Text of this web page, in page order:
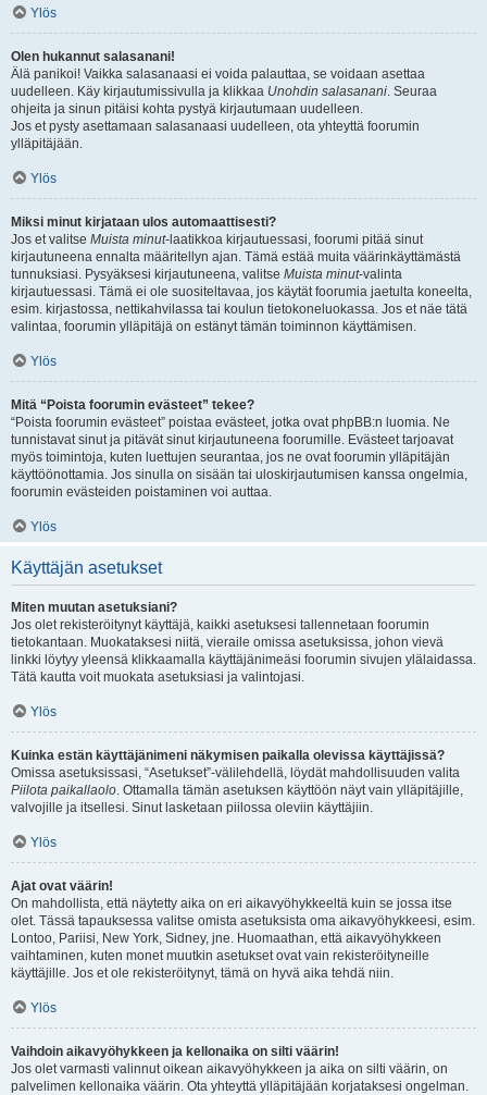
Ylös
Olen hukannut salasanani!
Älä panikoi! Vaikka salasanaasi ei voida palauttaa, se voidaan asettaa
uudelleen. Käy kirjautumissivulla ja klikkaa Unohdin salasanani. Seuraa
ohjeita ja sinun pitäisi kohta pystyä kirjautumaan uudelleen.
Jos et pysty asettamaan salasanaasi uudelleen, ota yhteyttä foorumin
ylläpitäjään.
Ylös
Miksi minut kirjataan ulos automaattisesti?
Jos et valitse Muista minut-laatikkoa kirjautuessasi, foorumi pitää sinut
kirjautuneena ennalta määritellyn ajan. Tämä estää muita väärinkäyttämästä
tunnuksiasi. Pysyäksesi kirjautuneena, valitse Muista minut-valinta
kirjautuessasi. Tämä ei ole suositeltavaa, jos käytät foorumia jaetulta koneelta,
esim. kirjastossa, nettikahvilassa tai koulun tietokoneluokassa. Jos et näe tätä
valintaa, foorumin ylläpitäjä on estänyt tämän toiminnon käyttämisen.
Ylös
Mitä “Poista foorumin evästeet” tekee?
“Poista foorumin evästeet” poistaa evästeet, jotka ovat phpBB:n luomia. Ne
tunnistavat sinut ja pitävät sinut kirjautuneena foorumille. Evästeet tarjoavat
myös toimintoja, kuten luettujen seurantaa, jos ne ovat foorumin ylläpitäjän
käyttöönottamia. Jos sinulla on sisään tai uloskirjautumisen kanssa ongelmia,
foorumin evästeiden poistaminen voi auttaa.
Ylös
Käyttäjän asetukset
Miten muutan asetuksiani?
Jos olet rekisteröitynyt käyttäjä, kaikki asetuksesi tallennetaan foorumin
tietokantaan. Muokataksesi niitä, vieraile omissa asetuksissa, johon vievä
linkki löytyy yleensä klikkaamalla käyttäjänimeäsi foorumin sivujen ylälaidassa.
Tätä kautta voit muokata asetuksiasi ja valintojasi.
Ylös
Kuinka estän käyttäjänimeni näkymisen paikalla olevissa käyttäjissä?
Omissa asetuksissasi, “Asetukset”-välilehdellä, löydät mahdollisuuden valita
Piilota paikallaolo. Ottamalla tämän asetuksen käyttöön näyt vain ylläpitäjille,
valvojille ja itsellesi. Sinut lasketaan piilossa oleviin käyttäjiin.
Ylös
Ajat ovat väärin!
On mahdollista, että näytetty aika on eri aikavyöhykkeeltä kuin se jossa itse
olet. Tässä tapauksessa valitse omista asetuksista oma aikavyöhykkeesi, esim.
Lontoo, Pariisi, New York, Sidney, jne. Huomaathan, että aikavyöhykkeen
vaihtaminen, kuten monet muutkin asetukset ovat vain rekisteröityneille
käyttäjille. Jos et ole rekisteröitynyt, tämä on hyvä aika tehdä niin.
Ylös
Vaihdoin aikavyöhykkeen ja kellonaika on silti väärin!
Jos olet varmasti valinnut oikean aikavyöhykkeen ja aika on silti väärin, on
palvelimen kellonaika väärin. Ota yhteyttä ylläpitäjään korjataksesi ongelman.